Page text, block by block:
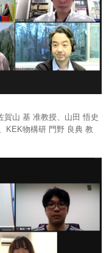
賀山 基 准教授、山田 悟史
KEK物構研 門野 良典 教